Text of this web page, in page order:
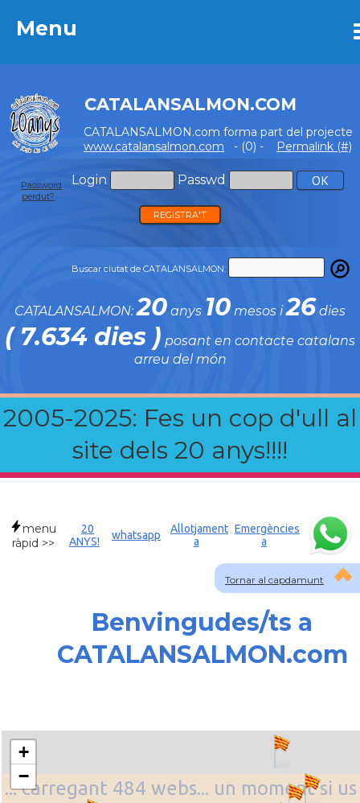
Menu
CATALANSALMON.COM
CATALANSALMON.com forma part del projecte
www.catalansalmon.com - (0) - Permalink (#)
Login Passwd
Password
perdut?
REGISTRA'T
Buscar ciutat de CATALANSALMON:
CATALANSALMON:20 anys 10 mesos i26 dies
( 7.634 dies ) posant en contacte catalans
arreu del món
2005-2025: Fes un cop d'ull al
site dels 20 anys!!!!
Menu
Tornar al capdamunt
menu
ràpid >>
20
ANYS!
whatsapp
Allotjament
a
Emergències
a
Benvingudes/ts a
CATALANSALMON.com
... carregant 484 webs... un moment si
+
−